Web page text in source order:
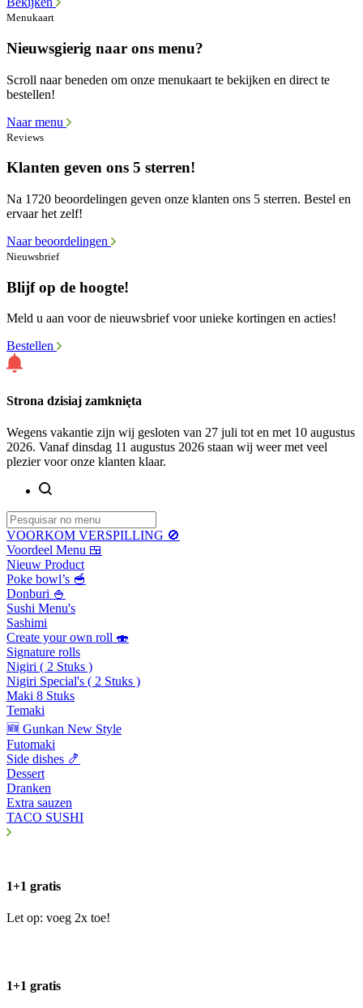
Menukaart
Nieuwsgierig naar ons menu?
Scroll naar beneden om onze menukaart te bekijken en direct te
bestellen!
Naar menu
Reviews
Klanten geven ons 5 sterren!
Na 1720 beoordelingen geven onze klanten ons 5 sterren. Bestel en
ervaar het zelf!
Naar beoordelingen
Nieuwsbrief
Blijf op de hoogte!
Meld u aan voor de nieuwsbrief voor unieke kortingen en acties!
Bestellen
Strona dzisiaj zamknięta
Wegens vakantie zijn wij gesloten van 27 juli tot en met 10 augustus
2026. Vanaf dinsdag 11 augustus 2026 staan wij weer met veel
plezier voor onze klanten klaar.
VOORKOM VERSPILLING 🚫
Voordeel Menu 🍱
Nieuw Product
Poke bowl’s 🥣
Donburi 🍚
Sushi Menu's
Sashimi
Create your own roll 🍣
Signature rolls
Nigiri ( 2 Stuks )
Nigiri Special's ( 2 Stuks )
Maki 8 Stuks
Temaki
🆕 Gunkan New Style
Futomaki
Side dishes 🍤
Dessert
Dranken
Extra sauzen
TACO SUSHI
1+1 gratis
Let op: voeg 2x toe!
1+1 gratis